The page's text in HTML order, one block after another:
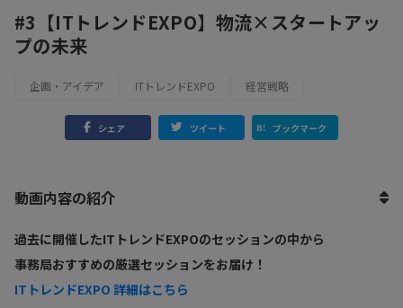
#3【ITトレンドEXPO】物流×スタートアッ
プの未来
企画・アイデア ITトレンドEXPO 経営戦略
シェア ツイート ブックマーク
動画内容の紹介
過去に開催したITトレンドEXPOのセッションの中から
事務局おすすめの厳選セッションをお届け！
ITトレンドEXPO 詳細はこちら